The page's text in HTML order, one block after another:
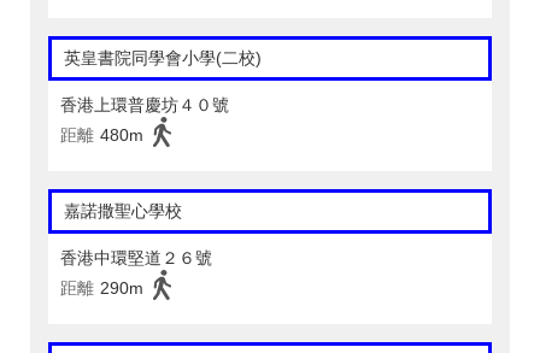
英皇書院同學會小學(二校)
香港上環普慶坊４０號
距離 480m
嘉諾撒聖心學校
香港中環堅道２６號
距離 290m